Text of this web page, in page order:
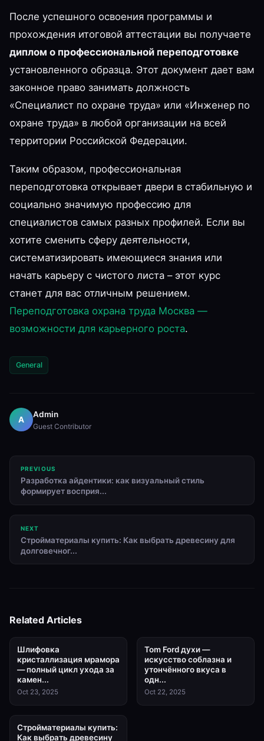
После успешного освоения программы и
прохождения итоговой аттестации вы получаете
диплом о профессиональной переподготовке
установленного образца. Этот документ дает вам
законное право занимать должность
«Специалист по охране труда» или «Инженер по
охране труда» в любой организации на всей
территории Российской Федерации.
Таким образом, профессиональная
переподготовка открывает двери в стабильную и
социально значимую профессию для
специалистов самых разных профилей. Если вы
хотите сменить сферу деятельности,
систематизировать имеющиеся знания или
начать карьеру с чистого листа – этот курс
станет для вас отличным решением.
Переподготовка охрана труда Москва —
возможности для карьерного роста.
General
A
Admin
Guest Contributor
PREVIOUS
Разработка айдентики: как визуальный стиль
формирует восприя...
NEXT
Стройматериалы купить: Как выбрать древесину для
долговечног...
Related Articles
Шлифовка
кристаллизация мрамора
— полный цикл ухода за
камен...
Oct 23, 2025
Tom Ford духи —
искусство соблазна и
утончённого вкуса в
одн...
Oct 22, 2025
Стройматериалы купить:
Как выбрать древесину